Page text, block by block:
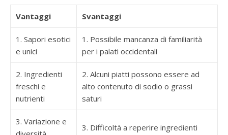
Vantaggi Svantaggi
1. Sapori esotici
e unici
1. Possibile mancanza di familiarità
per i palati occidentali
2. Ingredienti
freschi e
nutrienti
2. Alcuni piatti possono essere ad
alto contenuto di sodio o grassi
saturi
3. Variazione e
3. Difficoltà a reperire ingredienti